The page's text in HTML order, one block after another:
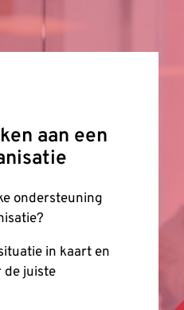
aan een
ondersteuning
in kaart en
de juiste